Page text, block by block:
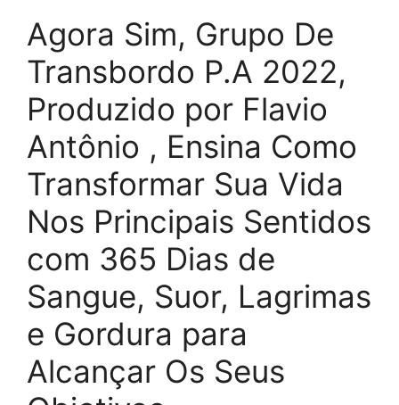
Agora Sim, Grupo De
Transbordo P.A 2022,
Produzido por Flavio
Antônio , Ensina Como
Transformar Sua Vida
Nos Principais Sentidos
com 365 Dias de
Sangue, Suor, Lagrimas
e Gordura para
Alcançar Os Seus